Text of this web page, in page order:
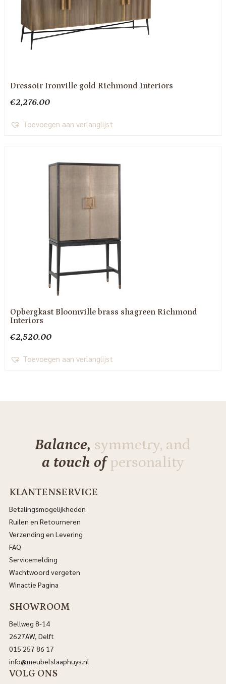
Dressoir Ironville gold Richmond Interiors
€2,276.00
Toevoegen aan verlanglijst
Opbergkast Bloomville brass shagreen Richmond
Interiors
€2,520.00
Toevoegen aan verlanglijst
Balance, symmetry, and
a touch ofpersonality
KLANTENSERVICE
Betalingsmogelijkheden
Ruilen en Retourneren
Verzending en Levering
FAQ
Servicemelding
Wachtwoord vergeten
Winactie Pagina
SHOWROOM
Bellweg 8-14
2627AW, Delft
015 257 86 17
info@meubelslaaphuys.nl
VOLG ONS